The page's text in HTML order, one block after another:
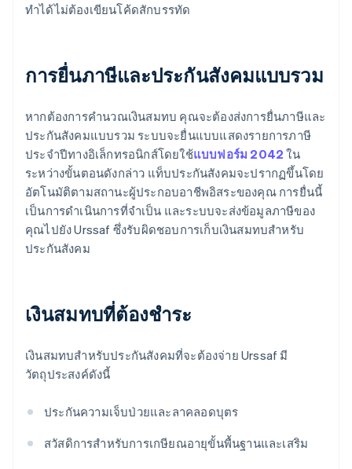
ทำได้ไม่ต้องเขียนโค้ดสักบรรทัด
การยื่นภาษีและประกันสังคมแบบรวม
หากต้องการคํานวณเงินสมทบ คุณจะต้องส่งการยื่นภาษีและ
ประกันสังคมแบบรวม ระบบจะยื่นแบบแสดงรายการภาษี
ประจําปีทางอิเล็กทรอนิกส์โดยใช้แบบฟอร์ม 2042 ใน
ระหว่างขั้นตอนดังกล่าว แท็บประกันสังคมจะปรากฏขึ้นโดย
อัตโนมัติตามสถานะผู้ประกอบอาชีพอิสระของคุณ การยื่นนี้
เป็นการดำเนินการที่จำเป็น และระบบจะส่งข้อมูลภาษีของ
คุณไปยัง Urssaf ซึ่งรับผิดชอบการเก็บเงินสมทบสำหรับ
ประกันสังคม
เงินสมทบที่ต้องชำระ
เงินสมทบสำหรับประกันสังคมที่จะต้องจ่าย Urssaf มี
วัตถุประสงค์ดังนี้
ประกันความเจ็บป่วยและลาคลอดบุตร
สวัสดิการสำหรับการเกษียณอายุขั้นพื้นฐานและเสริม